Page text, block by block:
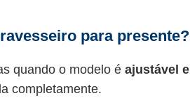
para presente?
quando o modelo é ajustável e
completamente.